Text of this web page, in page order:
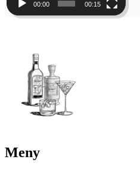
00:00 00:15
Meny